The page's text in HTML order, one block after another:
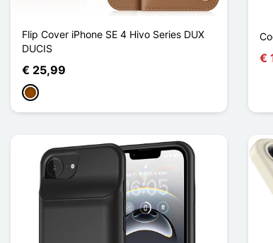
Flip Cover iPhone SE 4 Hivo Series DUX
DUCIS
€ 25,99
Bruin
€